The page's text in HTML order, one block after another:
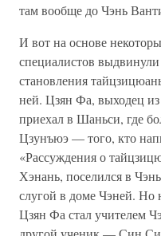
там вообще до Чэнь
И вот на основе
специалистов
становления
ней. Цзян Фа, выходец
приехал в Шаньси, где
Цзунъюэ — того, кто
«Рассуждения о
Хэнань, поселился в
слугой в доме Чэней. Но
Цзян Фа стал учителем